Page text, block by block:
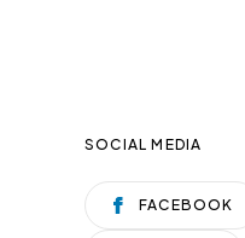
SOCIAL MEDIA
FACEBOOK